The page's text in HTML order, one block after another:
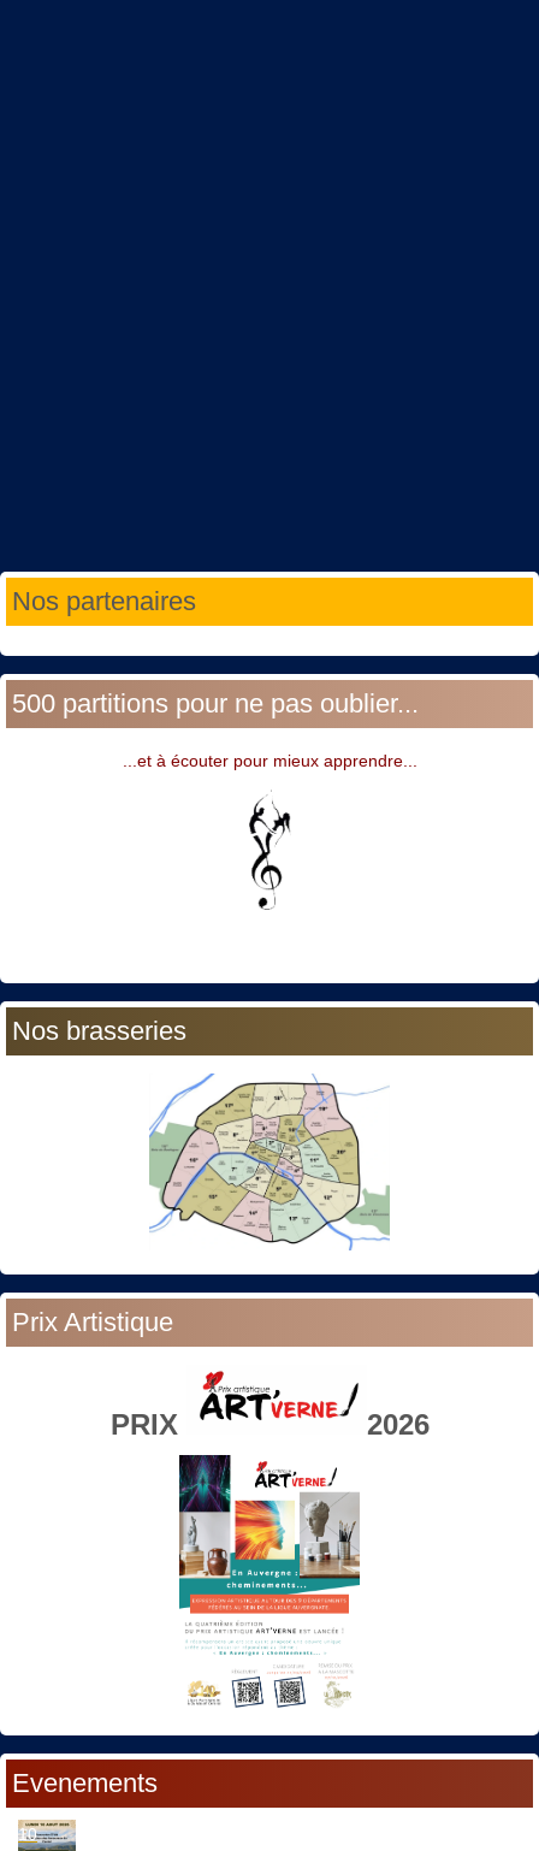
Nos partenaires
500 partitions pour ne pas oublier...
...et à écouter pour mieux apprendre...
Nos brasseries
Prix Artistique
PRIX 2026
Evenements
10
Année
précédente
Mois
précédent
Année
suivante
Mois
suivant